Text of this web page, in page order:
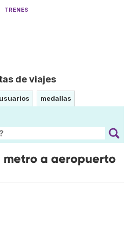
TRENES
de viajes
usuarios medallas
metro a aeropuerto